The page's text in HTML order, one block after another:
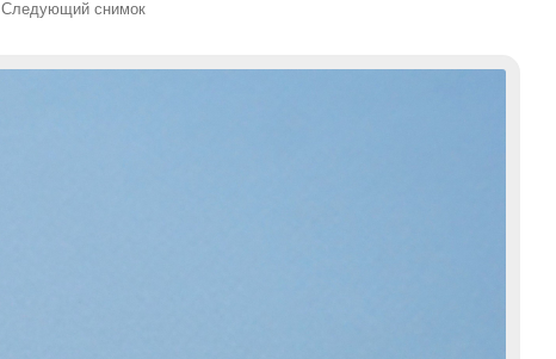
Следующий снимок